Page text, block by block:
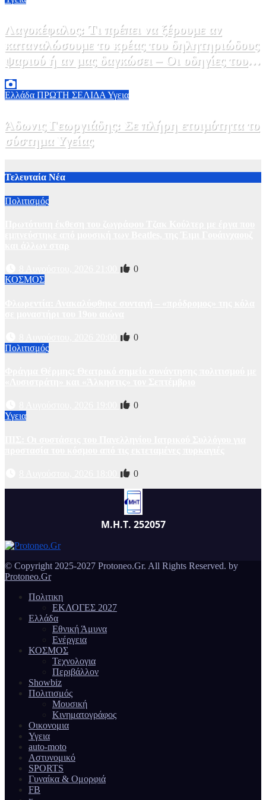
Λαγοκέφαλος: Τι πρέπει να ξέρουμε αν
καταναλώσουμε το κρέας του δηλητηριώδους
ψαριού ή αν μας δαγκώσει – Οι οδηγίες του
ΕΟΔΥ
Ελλάδα ΠΡΩΤΗ ΣΕΛΙΔΑ Υγεια
Άδωνις Γεωργιάδης: Σε πλήρη ετοιμότητα το
σύστημα Υγείας
Τελευταία Νέα
Πολιτισμός
0
ΚΟΣΜΟΣ
0
Πολιτισμός
0
Υγεια
0
Μ.Η.Τ. 252057
© Copyright 2025-2027 Protoneo.Gr. All Rights Reserved. by
Protoneo.Gr
Πολιτικη
ΕΚΛΟΓΕΣ 2027
Ελλάδα
Εθνική Άμυνα
Ενέργεια
ΚΟΣΜΟΣ
Τεχνολογια
Περιβάλλον
Showbiz
Πολιτισμός
Μουσική
Κινηματογράφος
Οικονομια
Υγεια
auto-moto
Αστυνομικό
SPORTS
Γυναίκα & Ομορφιά
FB